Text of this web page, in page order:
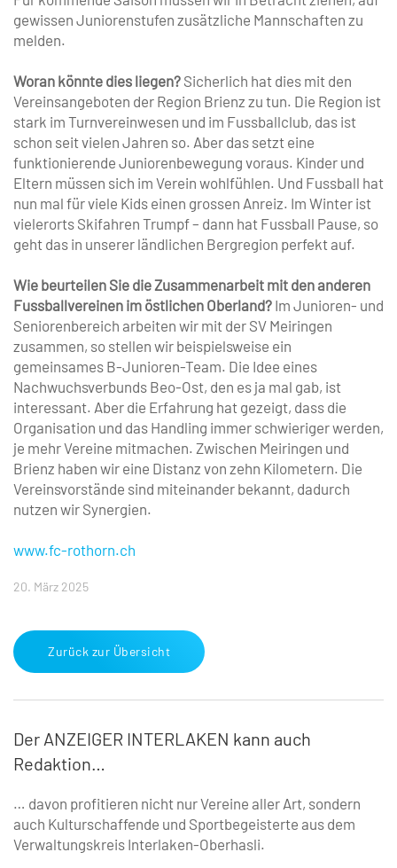
gewissen Juniorenstufen zusätzliche Mannschaften zu
melden.
Woran könnte dies liegen? Sicherlich hat dies mit den
Vereinsangeboten der Region Brienz zu tun. Die Region ist
stark im Turnvereinwesen und im Fussballclub, das ist
schon seit vielen Jahren so. Aber das setzt eine
funktionierende Juniorenbewegung voraus. Kinder und
Eltern müssen sich im Verein wohlfühlen. Und Fussball hat
nun mal für viele Kids einen grossen Anreiz. Im Winter ist
vielerorts Skifahren Trumpf – dann hat Fussball Pause, so
geht das in unserer ländlichen Bergregion perfekt auf.
Wie beurteilen Sie die Zusammenarbeit mit den anderen
Fussballvereinen im östlichen Oberland? Im Junioren- und
Seniorenbereich arbeiten wir mit der SV Meiringen
zusammen, so stellen wir beispielsweise ein
gemeinsames B-Junioren-Team. Die Idee eines
Nachwuchsverbunds Beo-Ost, den es ja mal gab, ist
interessant. Aber die Erfahrung hat gezeigt, dass die
Organisation und das Handling immer schwieriger werden,
je mehr Vereine mitmachen. Zwischen Meiringen und
Brienz haben wir eine Distanz von zehn Kilometern. Die
Vereinsvorstände sind miteinander bekannt, dadurch
nutzen wir Synergien.
www.fc-rothorn.ch
20. März 2025
Zurück zur Übersicht
Der ANZEIGER INTERLAKEN kann auch
Redaktion…
… davon profitieren nicht nur Vereine aller Art, ­sondern
auch Kulturschaffende und Sportbegeisterte aus dem
Verwaltungskreis Interlaken-Oberhasli.